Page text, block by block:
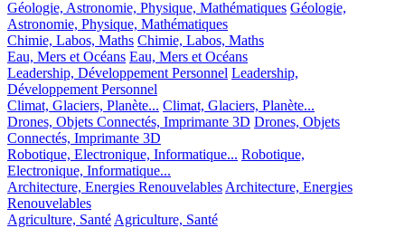
Géologie, Astronomie, Physique, Mathématiques Géologie,
Astronomie, Physique, Mathématiques
Chimie, Labos, Maths Chimie, Labos, Maths
Eau, Mers et Océans Eau, Mers et Océans
Leadership, Développement Personnel Leadership,
Développement Personnel
Climat, Glaciers, Planète... Climat, Glaciers, Planète...
Drones, Objets Connectés, Imprimante 3D Drones, Objets
Connectés, Imprimante 3D
Robotique, Electronique, Informatique... Robotique,
Electronique, Informatique...
Architecture, Energies Renouvelables Architecture, Energies
Renouvelables
Agriculture, Santé Agriculture, Santé